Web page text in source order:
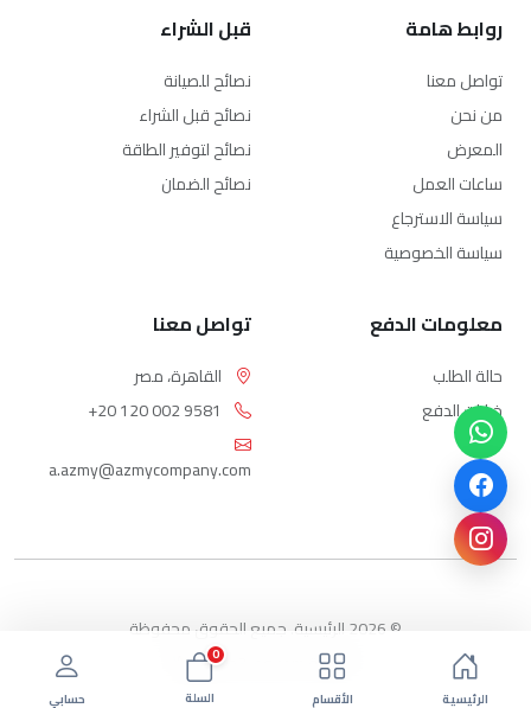
روابط هامة
تواصل معنا
من نحن
المعرض
ساعات العمل
سياسة الاسترجاع
سياسة الخصوصية
قبل الشراء
نصائح للصيانة
نصائح قبل الشراء
نصائح لتوفير الطاقة
نصائح الضمان
معلومات الدفع
حالة الطلب
خيارات الدفع
تواصل معنا
القاهرة، مصر
+20 120 002 9581
a.azmy@azmycompany.com
© 2026 الرئيسية. جميع الحقوق محفوظة
بواسطة ebda3-eg.com
الرئيسية الأقسام
0
السلة
حسابي